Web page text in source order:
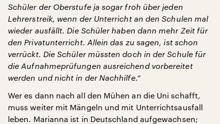
Schüler der Oberstufe ja sogar froh über jeden
Lehrerstreik, wenn der Unterricht an den Schulen mal
wieder ausfällt. Die Schüler haben dann mehr Zeit für
den Privatunterricht. Allein das zu sagen, ist schon
verrückt. Die Schüler müssten doch in der Schule für
die Aufnahmeprüfungen ausreichend vorbereitet
werden und nicht in der Nachhilfe.“
Wer es dann nach all den Mühen an die Uni schafft,
muss weiter mit Mängeln und mit Unterrichtsausfall
leben. Marianna ist in Deutschland aufgewachsen;